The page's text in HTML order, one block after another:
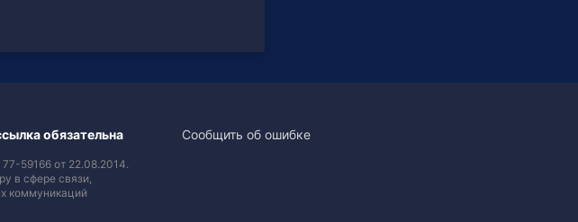
обязательна
59166 от 22.08.2014.
в сфере связи,
коммуникаций
Сообщить об ошибке